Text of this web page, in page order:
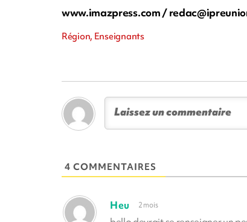
www.imazpress.com /
Région, Enseignants
4 COMMENTAIRES
Heu 2 mois